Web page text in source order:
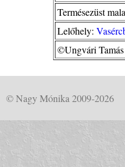
Termésezüst
Lelőhely:
©Ungvári Tamás
© Nagy Mónika 2009-2026